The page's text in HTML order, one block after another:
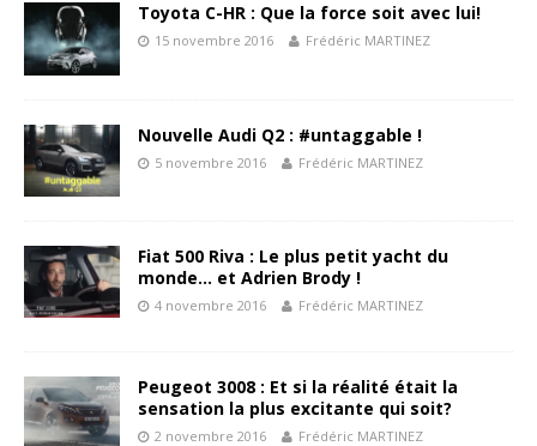
Toyota C-HR : Que la force soit avec lui!
15 novembre 2016 Frédéric MARTINEZ
Nouvelle Audi Q2 : #untaggable !
5 novembre 2016 Frédéric MARTINEZ
Fiat 500 Riva : Le plus petit yacht du
monde… et Adrien Brody !
4 novembre 2016 Frédéric MARTINEZ
Peugeot 3008 : Et si la réalité était la
sensation la plus excitante qui soit?
2 novembre 2016 Frédéric MARTINEZ